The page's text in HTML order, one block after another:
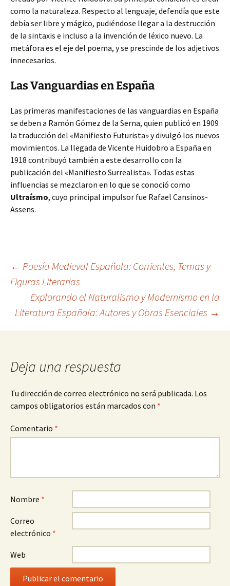
como la naturaleza. Respecto al lenguaje, defendía que este
debía ser libre y mágico, pudiéndose llegar a la destrucción
de la sintaxis e incluso a la invención de léxico nuevo. La
metáfora es el eje del poema, y se prescinde de los adjetivos
innecesarios.
Las Vanguardias en España
Las primeras manifestaciones de las vanguardias en España
se deben a Ramón Gómez de la Serna, quien publicó en 1909
la traducción del «Manifiesto Futurista» y divulgó los nuevos
movimientos. La llegada de Vicente Huidobro a España en
1918 contribuyó también a este desarrollo con la
publicación del «Manifiesto Surrealista». Todas estas
influencias se mezclaron en lo que se conoció como
Ultraísmo, cuyo principal impulsor fue Rafael Cansinos-
Assens.
Navegación
de
entradas
← Poesía Medieval Española: Corrientes, Temas y
Figuras Literarias
Explorando el Naturalismo y Modernismo en la
Literatura Española: Autores y Obras Esenciales →
Deja una respuesta
Tu dirección de correo electrónico no será publicada. Los
campos obligatorios están marcados con *
Comentario *
Nombre *
Correo
electrónico *
Web